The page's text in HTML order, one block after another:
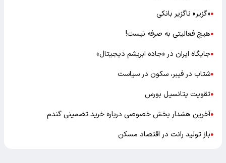
●«گزیر» ناگزیر بانکی
●هیچ فعالیتی به صرفه نیست!
●جایگاه ایران در «جاده ابریشم دیجیتال»
●شتاب در فیبر، سکون در سیاست
●تقویت پتانسیل بورس
●آخرین هشدار بخش خصوصی درباره خرید تضمینی گندم
●باز تولید رانت در اقتصاد مسکن